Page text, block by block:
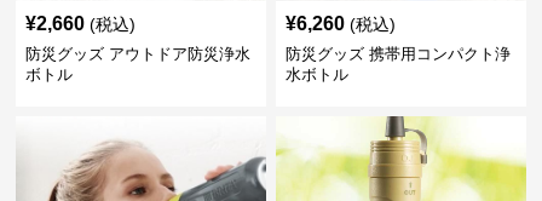
¥2,660 (税込)
防災グッズ アウトドア防災浄水
ボトル
¥6,260 (税込)
防災グッズ 携帯用コンパクト浄
水ボトル